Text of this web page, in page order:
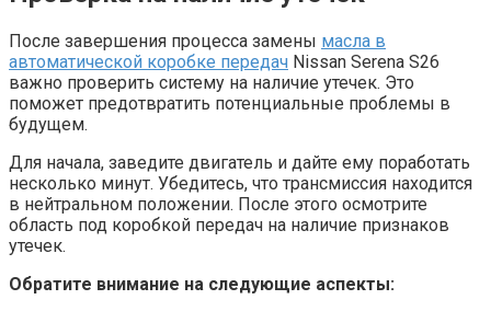
После завершения процесса замены масла в
автоматической коробке передач Nissan Serena S26
важно проверить систему на наличие утечек. Это
поможет предотвратить потенциальные проблемы в
будущем.
Для начала, заведите двигатель и дайте ему поработать
несколько минут. Убедитесь, что трансмиссия находится
в нейтральном положении. После этого осмотрите
область под коробкой передач на наличие признаков
утечек.
Обратите внимание на следующие аспекты: